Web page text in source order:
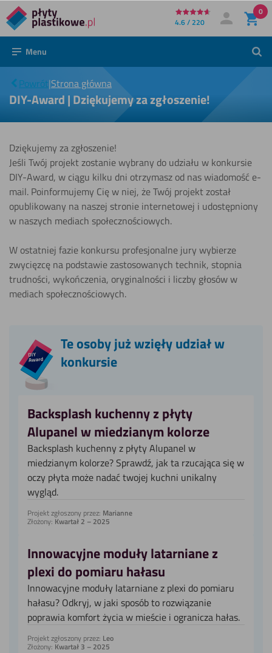
Bezpośrednio
do
treści
4.6 / 220 Moje konto
Zaloguj się
0
Menu
Powrót|Strona główna
DIY-Award
Dziękujemy
za
zgłoszenie!
DIY-Award | Dziękujemy za zgłoszenie!
Dziękujemy za zgłoszenie!
Jeśli Twój projekt zostanie wybrany do udziału w konkursie
DIY-Award, w ciągu kilku dni otrzymasz od nas wiadomość e-
mail. Poinformujemy Cię w niej, że Twój projekt został
opublikowany na naszej stronie internetowej i udostępniony
w naszych mediach społecznościowych.
W ostatniej fazie konkursu profesjonalne jury wybierze
zwycięzcę na podstawie zastosowanych technik, stopnia
trudności, wykończenia, oryginalności i liczby głosów w
mediach społecznościowych.
Te osoby już wzięły udział w
konkursie
Backsplash kuchenny z płyty
Alupanel w miedzianym kolorze
Backsplash kuchenny z płyty Alupanel w
miedzianym kolorze? Sprawdź, jak ta rzucająca się w
oczy płyta może nadać twojej kuchni unikalny
wygląd.
Projekt zgłoszony przez: Marianne
Złożony: Kwartał 2 – 2025
Innowacyjne moduły latarniane z
plexi do pomiaru hałasu
Innowacyjne moduły latarniane z plexi do pomiaru
hałasu? Odkryj, w jaki sposób to rozwiązanie
poprawia komfort życia w mieście i ogranicza hałas.
Projekt zgłoszony przez: Leo
Złożony: Kwartał 3 – 2025